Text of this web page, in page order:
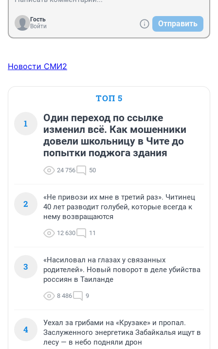
Гость
Войти
Отправить
Новости СМИ2
ТОП 5
1
Один переход по ссылке
изменил всё. Как мошенники
довели школьницу в Чите до
попытки поджога здания
24 756 50
2
«Не привози их мне в третий раз». Читинец
40 лет разводит голубей, которые всегда к
нему возвращаются
12 630 11
3
«Насиловал на глазах у связанных
родителей». Новый поворот в деле убийства
россиян в Таиланде
8 486 9
4
Уехал за грибами на «Крузаке» и пропал.
Заслуженного энергетика Забайкалья ищут в
лесу — в небо подняли дрон